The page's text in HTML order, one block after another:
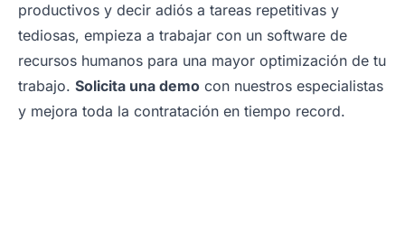
productivos y decir adiós a tareas repetitivas y
tediosas, empieza a trabajar con un software de
recursos humanos para una mayor optimización de tu
trabajo. Solicita una demo con nuestros especialistas
y mejora toda la contratación en tiempo record.